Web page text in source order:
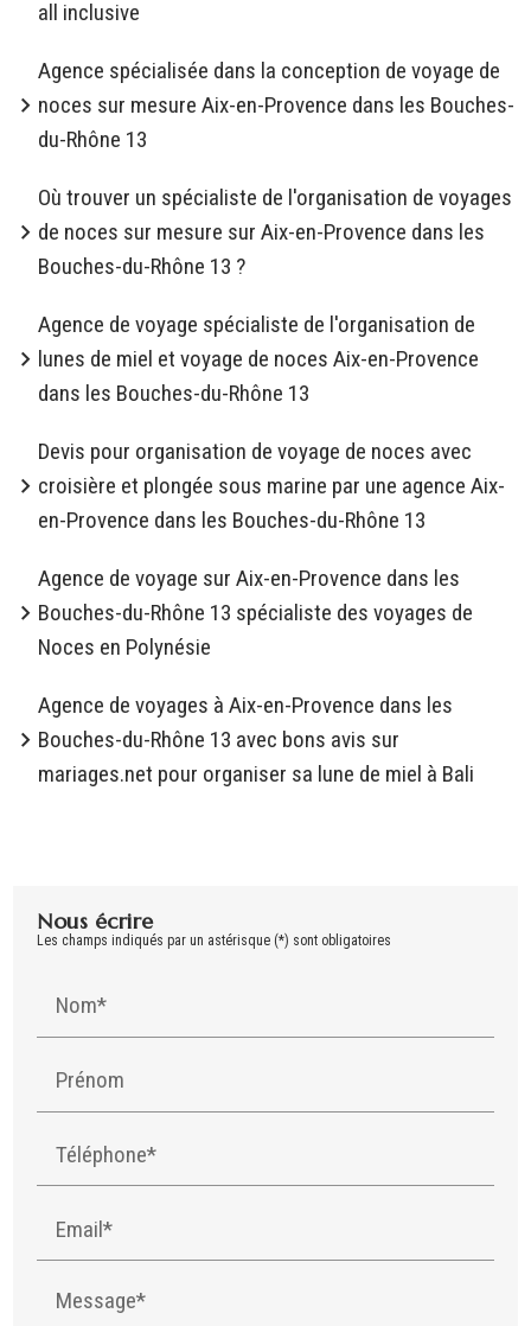
all inclusive
Agence spécialisée dans la conception de voyage de
noces sur mesure Aix-en-Provence dans les Bouches-
du-Rhône 13
Où trouver un spécialiste de l'organisation de voyages
de noces sur mesure sur Aix-en-Provence dans les
Bouches-du-Rhône 13 ?
Agence de voyage spécialiste de l'organisation de
lunes de miel et voyage de noces Aix-en-Provence
dans les Bouches-du-Rhône 13
Devis pour organisation de voyage de noces avec
croisière et plongée sous marine par une agence Aix-
en-Provence dans les Bouches-du-Rhône 13
Agence de voyage sur Aix-en-Provence dans les
Bouches-du-Rhône 13 spécialiste des voyages de
Noces en Polynésie
Agence de voyages à Aix-en-Provence dans les
Bouches-du-Rhône 13 avec bons avis sur
mariages.net pour organiser sa lune de miel à Bali
Nous écrire
Les champs indiqués par un astérisque (*) sont obligatoires
Nom*
Prénom
Téléphone*
Email*
Message*